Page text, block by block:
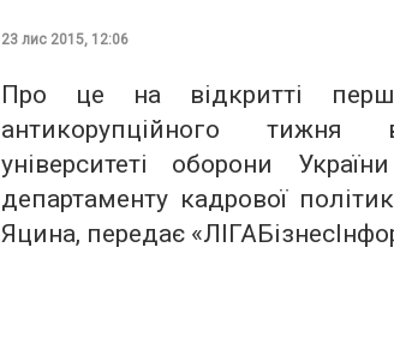
23 лис 2015, 12:06
Про це на відкритті
антикорупційного тижня
університеті оборони
департаменту кадрової
Яцина, передає «